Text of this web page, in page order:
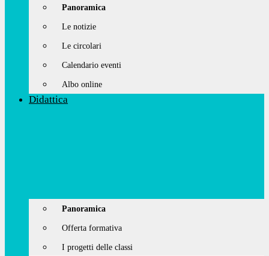
Panoramica
Le notizie
Le circolari
Calendario eventi
Albo online
Didattica
Panoramica
Offerta formativa
I progetti delle classi